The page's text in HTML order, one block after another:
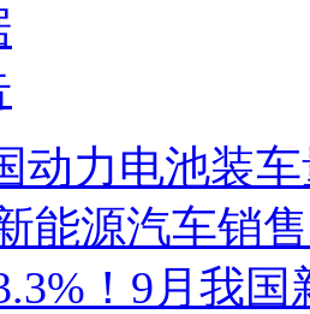
动力电池装
能源汽车销
！9月我